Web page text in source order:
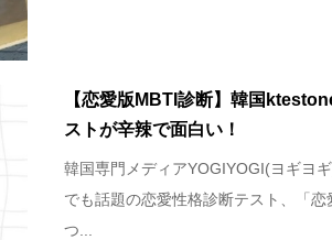
【恋愛版MBTI診断】韓国
ストが辛辣で面白い！
韓国専門メディアYOGIYOGI(ヨギヨ
でも話題の恋愛性格診断テスト、「
つ...